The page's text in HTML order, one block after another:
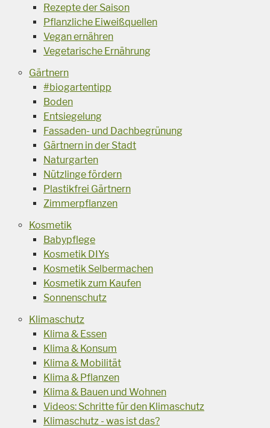
Rezepte der Saison
Pflanzliche Eiweißquellen
Vegan ernähren
Vegetarische Ernährung
Gärtnern
#biogartentipp
Boden
Entsiegelung
Fassaden- und Dachbegrünung
Gärtnern in der Stadt
Naturgarten
Nützlinge fördern
Plastikfrei Gärtnern
Zimmerpflanzen
Kosmetik
Babypflege
Kosmetik DIYs
Kosmetik Selbermachen
Kosmetik zum Kaufen
Sonnenschutz
Klimaschutz
Klima & Essen
Klima & Konsum
Klima & Mobilität
Klima & Pflanzen
Klima & Bauen und Wohnen
Videos: Schritte für den Klimaschutz
Klimaschutz - was ist das?